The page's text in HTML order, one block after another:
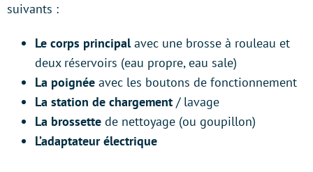
suivants :
Le corps principalavec une brosse à rouleau et
deux réservoirs (eau propre, eau sale)
La poignée avec les boutons de fonctionnement
La station de chargement / lavage
La brossette de nettoyage (ou goupillon)
L’adaptateur électrique